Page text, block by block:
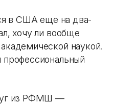
в США еще на два-
хочу ли вообще
наукой.
из РФМШ —